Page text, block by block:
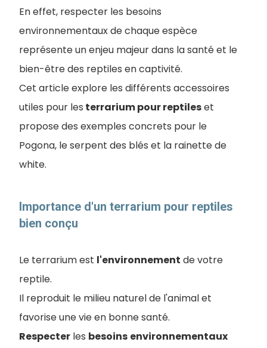
En effet, respecter les besoins
environnementaux de chaque espèce
représente un enjeu majeur dans la santé et le
bien-être des reptiles en captivité.
Cet article explore les différents accessoires
utiles pour les terrarium pour reptileset
propose des exemples concrets pour le
Pogona, le serpent des blés et la rainette de
white.
Importance d'un terrarium pour reptiles
bien conçu
Le terrarium est l'environnement de votre
reptile.
Il reproduit le milieu naturel de l'animal et
favorise une vie en bonne santé.
Respecter les besoins environnementaux